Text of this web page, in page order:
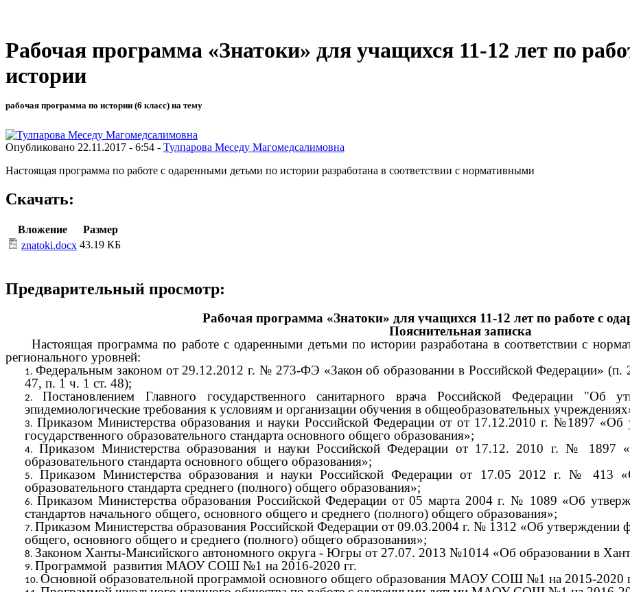
Рабочая программа «Знатоки» для учащихся 11-12 лет по
истории
рабочая программа по истории (6 класс) на тему
Опубликовано 22.11.2017 - 6:54 - Тулпарова Меседу Магомедсалимовна
Настоящая программа по работе с одаренными детьми по истории разработана в соответствии с нормативными
Скачать:
Вложение
Размер
znatoki.docx 43.19 КБ
Предварительный просмотр:
Рабочая программа «Знатоки» для учащихся 11-12 лет по работе с
Пояснительная записка
Настоящая программа по работе с одаренными детьми по истории разработана в соответствии с
регионального уровней:
Федеральным законом от 29.12.2012 г. № 273-ФЭ «Закон об образовании в Российской Федерации» (п.
47, п. 1 ч. 1 ст. 48);
Постановлением Главного государственного санитарного врача Российской Федерации "Об
эпидемиологические требования к условиям и организации обучения в общеобразовательных
Приказом Министерства образования и науки Российской Федерации от от 17.12.2010 г. №1897 «Об
государственного образовательного стандарта основного общего образования»;
Приказом Министерства образования и науки Российской Федерации от 17.12. 2010 г. № 1897
образовательного стандарта основного общего образования»;
Приказом Министерства образования и науки Российской Федерации от 17.05 2012 г. № 413
образовательного стандарта среднего (полного) общего образования»;
Приказом Министерства образования Российской Федерации от 05 марта 2004 г. № 1089 «Об
стандартов начального общего, основного общего и среднего (полного) общего образования»;
Приказом Министерства образования Российской Федерации от 09.03.2004 г. № 1312 «Об утверждении
общего, основного общего и среднего (полного) общего образования»;
Законом Ханты-Мансийского автономного округа - Югры от 27.07. 2013 №1014 «Об образовании в
Программой развития МАОУ СОШ №1 на 2016-2020 гг.
Основной образовательной программой основного общего образования МАОУ СОШ №1 на 2015-2020